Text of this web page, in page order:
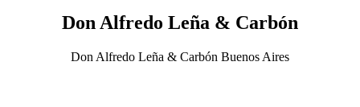
Don Alfredo Leña & Carbón
Don Alfredo Leña & Carbón Buenos Aires